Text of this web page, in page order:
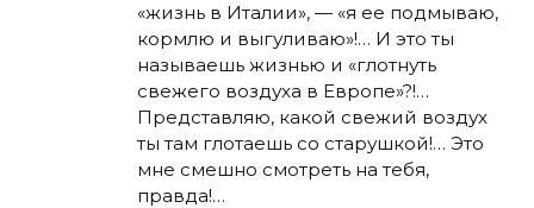
«жизнь в Италии», — «я ее подмываю,
кормлю и выгуливаю»!… И это ты
называешь жизнью и «глотнуть
свежего воздуха в Европе»?!…
Представляю, какой свежий воздух
ты там глотаешь со старушкой!… Это
мне смешно смотреть на тебя,
правда!…